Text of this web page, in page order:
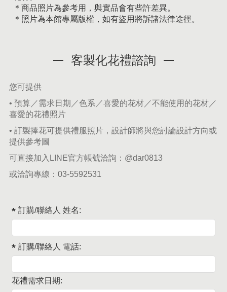
＊商品照片為參考用，與實品會有些許差異。
＊照片為本館專屬版權，如有盜用將訴諸法律途徑。
客製化花禮諮詢
您可提供
• 預算／需求日期／色系／喜愛的花材／不能使用的花材／
喜愛的花禮照片
• 訂製捧花可提供禮服照片，設計師將與您討論設計方向或
提供參考圖
可直接加入LINE官方帳號洽詢： @dar0813
或洽詢專線： 03-5592531
訂購/聯絡人 姓名:
訂購/聯絡人 電話:
花禮需求日期: